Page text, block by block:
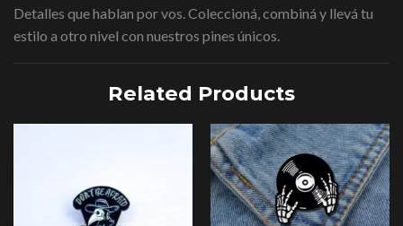
Detalles que hablan por vos. Coleccioná, combiná y llevá tu
estilo a otro nivel con nuestros pines únicos.
Related Products